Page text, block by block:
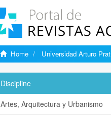
Home Universidad Arturo Prat
Discipline
Artes, Arquitectura y Urbanismo